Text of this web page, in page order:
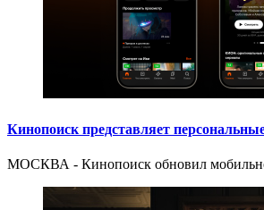
Кинопоиск представляет
МОСКВА - Кинопоиск обновил